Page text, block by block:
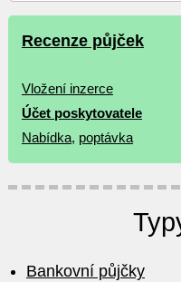
Recenze půjček
Vložení inzerce
Účet poskytovatele
Nabídka, poptávka
Bankovní půjčky